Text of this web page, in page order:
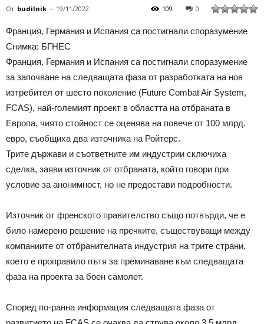
От budilnik - 19/11/2022 0
109
Франция, Германия и Испания са постигнали споразумение
Снимка: БГНЕС
Франция, Германия и Испания са постигнали споразумение
за започване на следващата фаза от разработката на нов
изтребител от шесто поколение (Future Combat Air System,
FCAS), най-големият проект в областта на отбраната в
Европа, чиято стойност се оценява на повече от 100 млрд.
евро, съобщиха два източника на Ройтерс.
Трите държави и съответните им индустрии сключиха
сделка, заяви източник от отбраната, който говори при
условие за анонимност, но не предостави подробности.
Източник от френското правителство също потвърди, че е
било намерено решение на пречките, съществуващи между
компаниите от отбранителната индустрия на трите страни,
което е проправило пътя за преминаване към следващата
фаза на проекта за боен самолет.
Според по-ранна информация следващата фаза от